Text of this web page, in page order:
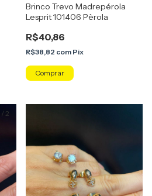
Brinco Trevo Madrepérola
Lesprit 101406 Pèrola
R$40,86
R$38,82 com Pix
Comprar
/ 2